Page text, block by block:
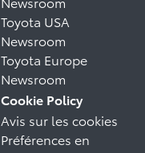
Toyota USA
Newsroom
Toyota Europe
Newsroom
Cookie Policy
Avis sur les cookies
Préférences en